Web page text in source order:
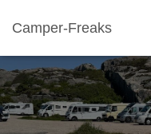
Camper-Freaks